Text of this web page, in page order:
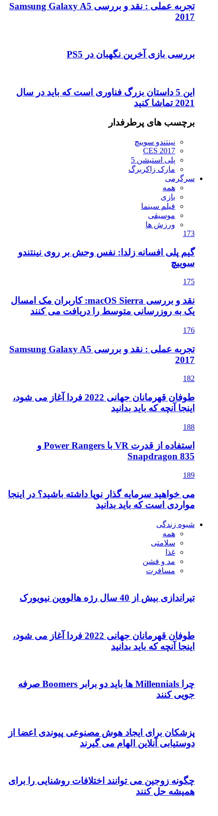
تجربه عملی : نقد و بررسی Samsung Galaxy A5
2017
بررسی بازی آخرین نگهبان در PS5
این 5 داستان بزرگ فناوری است که باید در سال
2021 تماشا کنید
برچسب های پرطرفدار
نینتندو سوییچ
CES 2017
پلی استیشن 5
مارک زاکربرگ
سرگرمی
همه
بازی
فیلم سینما
موسیقی
ورزش ها
173
گیم پلی افسانه زلدا: نفس وحش بر روی نینتندو
سوییچ
175
نقد و بررسی macOS Sierra: کاربران مک امسال
یک به روزرسانی متوسط را دریافت می کنند
176
تجربه عملی : نقد و بررسی Samsung Galaxy A5
2017
182
طوفان قهرمانان جهانی 2022 فردا آغاز می شود،
اینجا آنچه که باید بدانید
188
استفاده از قدرت VR با Power Rangers و
Snapdragon 835
189
می خواهید سرمایه گذار نوپا داشته باشید؟ در اینجا
مواردی است که باید بدانید
شیوه زندگی
همه
سلامتی
غذا
مد و فشن
مسافرت
تیراندازی بیش از 40 سال رژه هالووین نیویورک
طوفان قهرمانان جهانی 2022 فردا آغاز می شود،
اینجا آنچه که باید بدانید
چرا Millennials ها باید دو برابر Boomers صرفه
جویی کنند
پزشکان برای ایجاد هوش مصنوعی پیوندی اعضا از
دوستیابی آنلاین الهام می گیرند
چگونه زوجین می توانند اختلافات روشنایی را برای
همیشه حل کنند